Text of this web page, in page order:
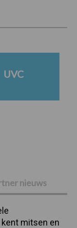
nieuws
mitsen en
UVC